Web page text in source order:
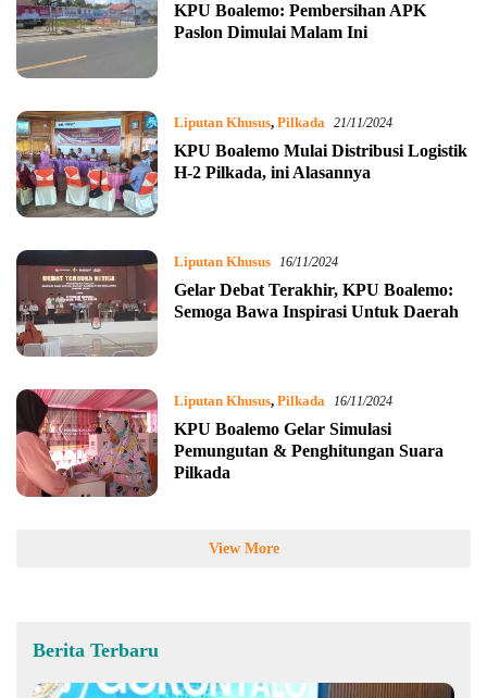
KPU Boalemo: Pembersihan APK
Paslon Dimulai Malam Ini
Liputan Khusus, Pilkada 21/11/2024
KPU Boalemo Mulai Distribusi Logistik
H-2 Pilkada, ini Alasannya
Liputan Khusus 16/11/2024
Gelar Debat Terakhir, KPU Boalemo:
Semoga Bawa Inspirasi Untuk Daerah
Liputan Khusus, Pilkada 16/11/2024
KPU Boalemo Gelar Simulasi
Pemungutan & Penghitungan Suara
Pilkada
View More
Berita Terbaru